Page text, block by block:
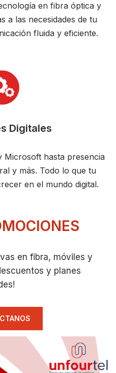
en fibra óptica y
a las necesidades de tu
fluida y eficiente.
Digitales
Microsoft hasta presencia
y más. Todo lo que tu
en el mundo digital.
en fibra, móviles y
y planes